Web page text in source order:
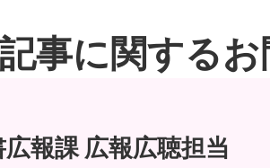
事に関する
報課 広報広聴担当